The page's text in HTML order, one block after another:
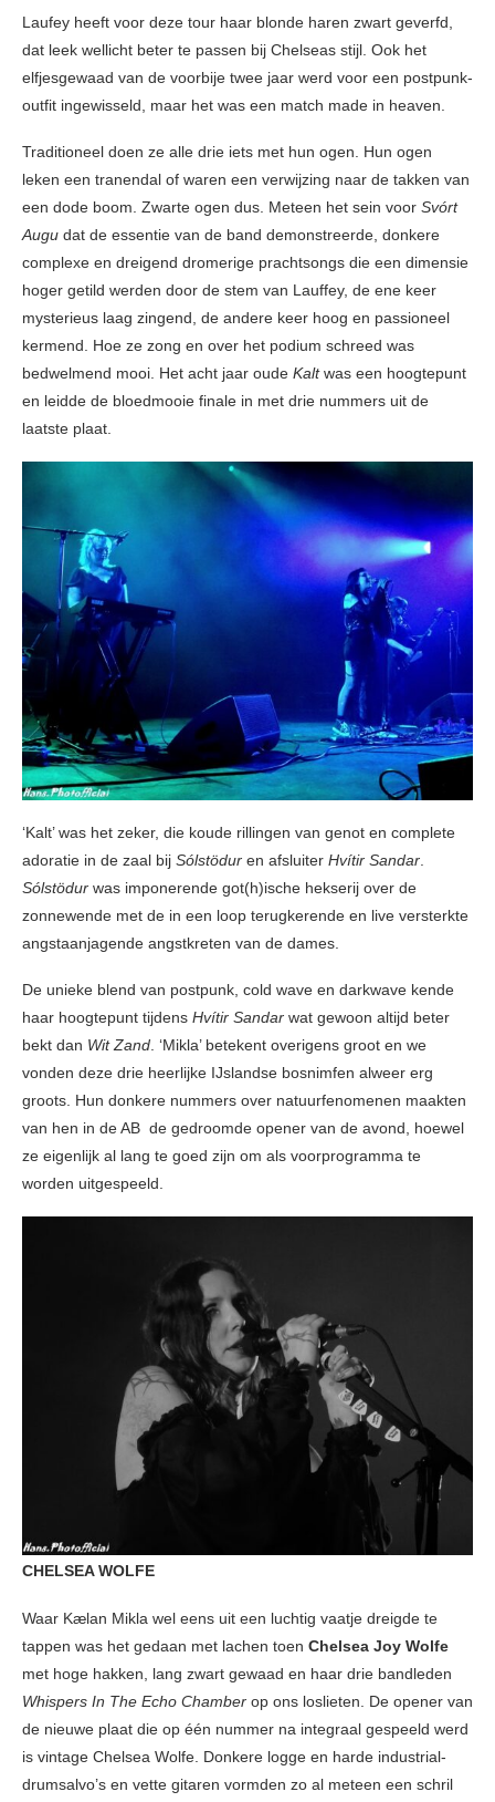
Laufey heeft voor deze tour haar blonde haren zwart geverfd,
dat leek wellicht beter te passen bij Chelseas stijl. Ook het
elfjesgewaad van de voorbije twee jaar werd voor een postpunk-
outfit ingewisseld, maar het was een match made in heaven.
Traditioneel doen ze alle drie iets met hun ogen. Hun ogen
leken een tranendal of waren een verwijzing naar de takken van
een dode boom. Zwarte ogen dus. Meteen het sein voor Svórt
Augu dat de essentie van de band demonstreerde, donkere
complexe en dreigend dromerige prachtsongs die een dimensie
hoger getild werden door de stem van Lauffey, de ene keer
mysterieus laag zingend, de andere keer hoog en passioneel
kermend. Hoe ze zong en over het podium schreed was
bedwelmend mooi. Het acht jaar oude Kaltwas een hoogtepunt
en leidde de bloedmooie finale in met drie nummers uit de
laatste plaat.
‘Kalt’ was het zeker, die koude rillingen van genot en complete
adoratie in de zaal bij Sólstödur en afsluiter Hvítir Sandar
Sólstödur was imponerende got(h)ische hekserij over de
zonnewende met de in een loop terugkerende en live versterkte
angstaanjagende angstkreten van de dames.
De unieke blend van postpunk, cold wave en darkwave kende
haar hoogtepunt tijdens Hvítir Sandar wat gewoon altijd beter
bekt dan Wit Zand . ‘Mikla’ betekent overigens groot en we
vonden deze drie heerlijke IJslandse bosnimfen alweer erg
groots. Hun donkere nummers over natuurfenomenen maakten
van hen in de AB de gedroomde opener van de avond, hoewel
ze eigenlijk al lang te goed zijn om als voorprogramma te
worden uitgespeeld.
CHELSEA WOLFE
Waar Kælan Mikla wel eens uit een luchtig vaatje dreigde te
tappen was het gedaan met lachen toen Chelsea Joy Wolfe
met hoge hakken, lang zwart gewaad en haar drie bandleden
Whispers In The Echo Chamber op ons loslieten. De opener van
de nieuwe plaat die op één nummer na integraal gespeeld werd
is vintage Chelsea Wolfe. Donkere logge en harde industrial-
drumsalvo’s en vette gitaren vormden zo al meteen een schril